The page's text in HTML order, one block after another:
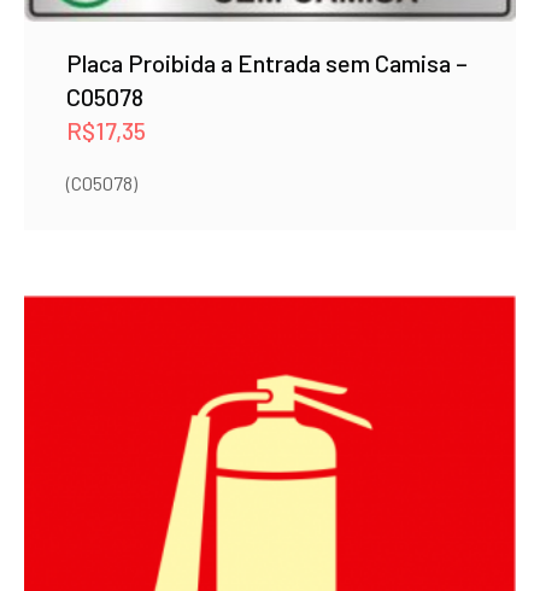
Placa Proibida a Entrada sem Camisa –
C05078
R$17,35
(C05078)